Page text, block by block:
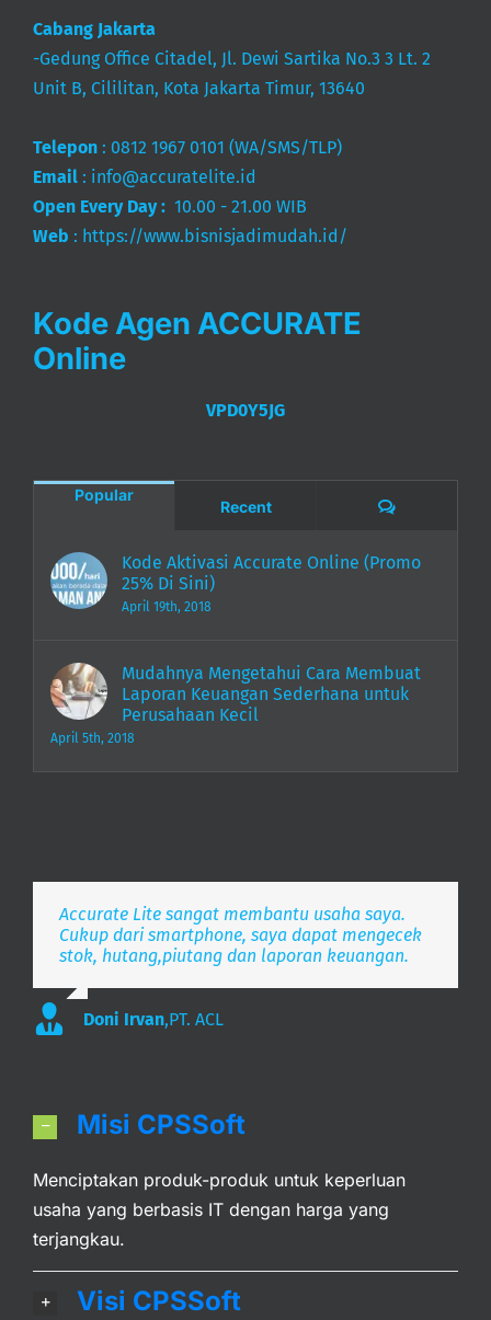
Cabang Jakarta
-Gedung Office Citadel, Jl. Dewi Sartika No.3 3 Lt. 2
Unit B, Cililitan, Kota Jakarta Timur, 13640
Telepon : 0812 1967 0101 (WA/SMS/TLP)
Email : info@accuratelite.id
Open Every Day : 10.00 - 21.00 WIB
Web : https://www.bisnisjadimudah.id/
Kode Agen ACCURATE
Online
VPD0Y5JG
Popular
Recent Comments
Kode Aktivasi Accurate Online (Promo
25% Di Sini)
April 19th, 2018
Mudahnya Mengetahui Cara Membuat
Laporan Keuangan Sederhana untuk
Perusahaan Kecil
April 5th, 2018
Accurate Lite sangat membantu usaha saya.
Cukup dari smartphone, saya dapat mengecek
stok, hutang,piutang dan laporan keuangan.
Doni Irvan,PT. ACL
Aplikasi pembukuan Zaman Now, i’m Happy.
Simpel, Mobile Friendly, Realtime.
Misi CPSSoft
Menciptakan produk-produk untuk keperluan
usaha yang berbasis IT dengan harga yang
terjangkau.
Visi CPSSoft